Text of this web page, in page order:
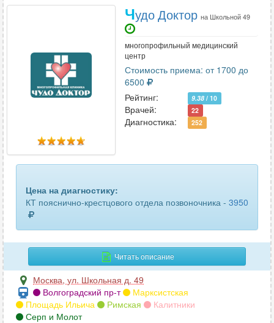
Чудо Доктор на Школьной 49
многопрофильный медицинский
центр
Стоимость приема: от 1700 до
6500
Рейтинг:
9.38 / 10
Врачей: 22
Диагностика: 252
Цена на диагностику:
КТ пояснично-крестцового отдела позвоночника - 3950
Читать описание
Москва, ул. Школьная д. 49
Волгоградский пр-т
Марксистская
Площадь Ильича
Римская
Калитники
Серп и Молот